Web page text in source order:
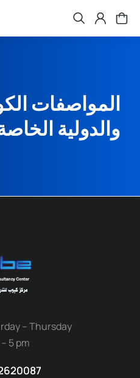
المواصفات
والدولية
– Thursday
5 pm